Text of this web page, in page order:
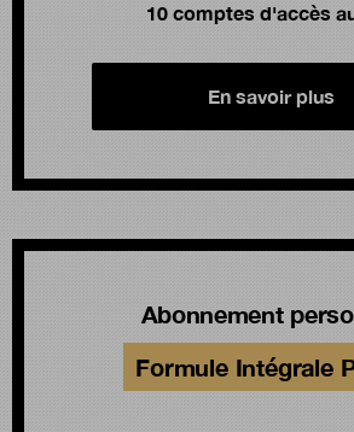
10 comptes d'accès
En savoir plus
Abonnement
Formule Intégrale